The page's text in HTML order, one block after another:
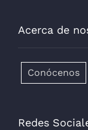
Acerca de
Conócenos
Redes